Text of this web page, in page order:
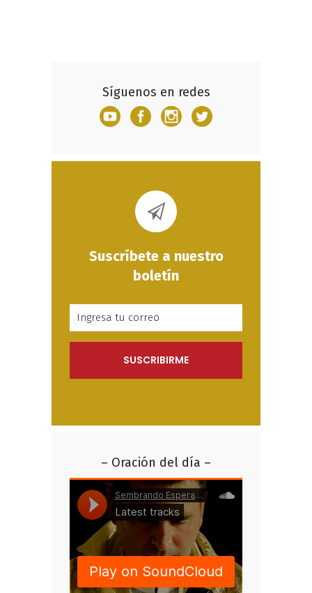
Síguenos en redes
Suscríbete a nuestro
boletín
– Oración del día –